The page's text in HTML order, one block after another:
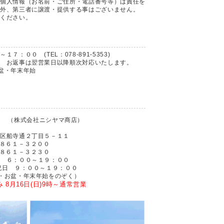
人情報（お名前・ご住所・電話番号等）は責任を
、第三者に譲渡・提供する事はございません。
ださい。
１７：００ (TEL：078-891-5353)
返事は翌営業日以降順次対応いたします。
・年末年始
（株式会社ニシヤマ商店）
２丁目５－１１
３２００
３２３０
～１９：００
～１９：００
末年始をのぞく）
月16日(日)9時～通常営業